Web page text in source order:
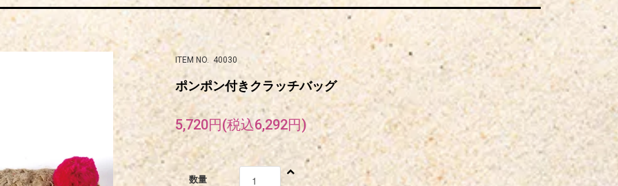
ITEM NO. 40030
ポンポン付きクラッチバッグ
5,720円(税込6,292円)
数量